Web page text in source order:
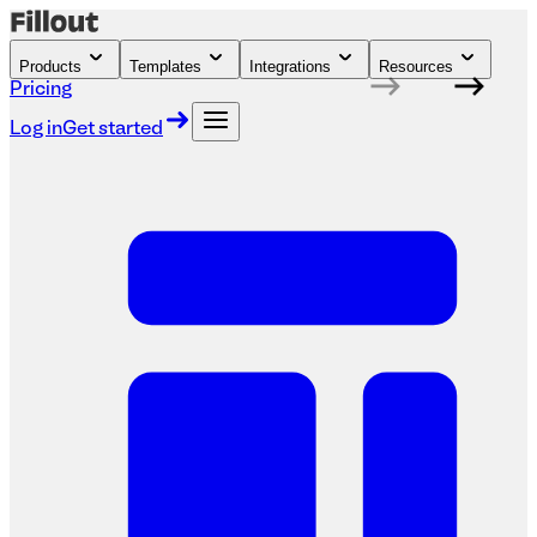
Products Templates Integrations Resources
Pricing
Log inGet started